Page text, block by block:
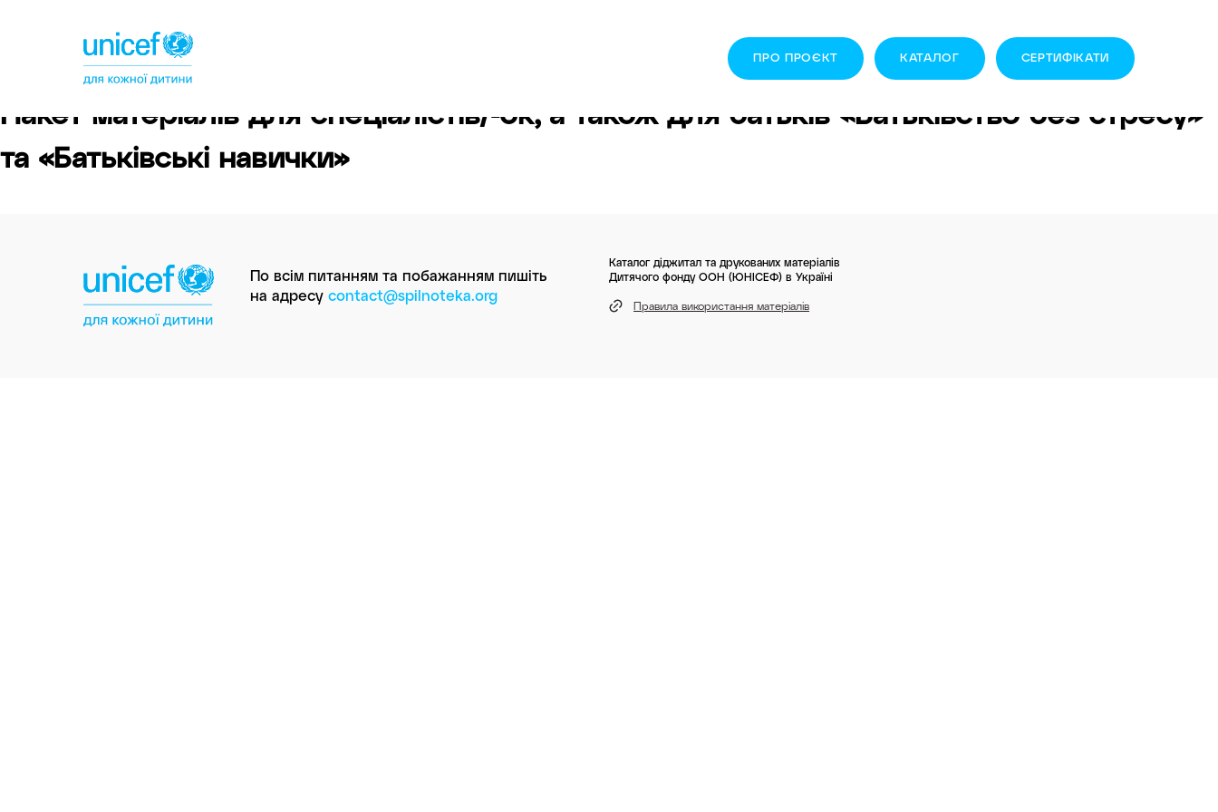
ЮНІСЕФ
Україна
ПРО ПРОЄКТ КАТАЛОГ CЕРТИФІКАТИ
Пакет матеріалів для спеціалістів/-ок, а також для батьків «Батьківство без стресу»
та «Батьківські навички»
По всім питанням та побажанням пишіть
на адресу contact@spilnoteka.org
Каталог діджитал та друкованих матеріалів
Дитячого фонду ООН (ЮНІСЕФ) в Україні
Правила використання матеріалів